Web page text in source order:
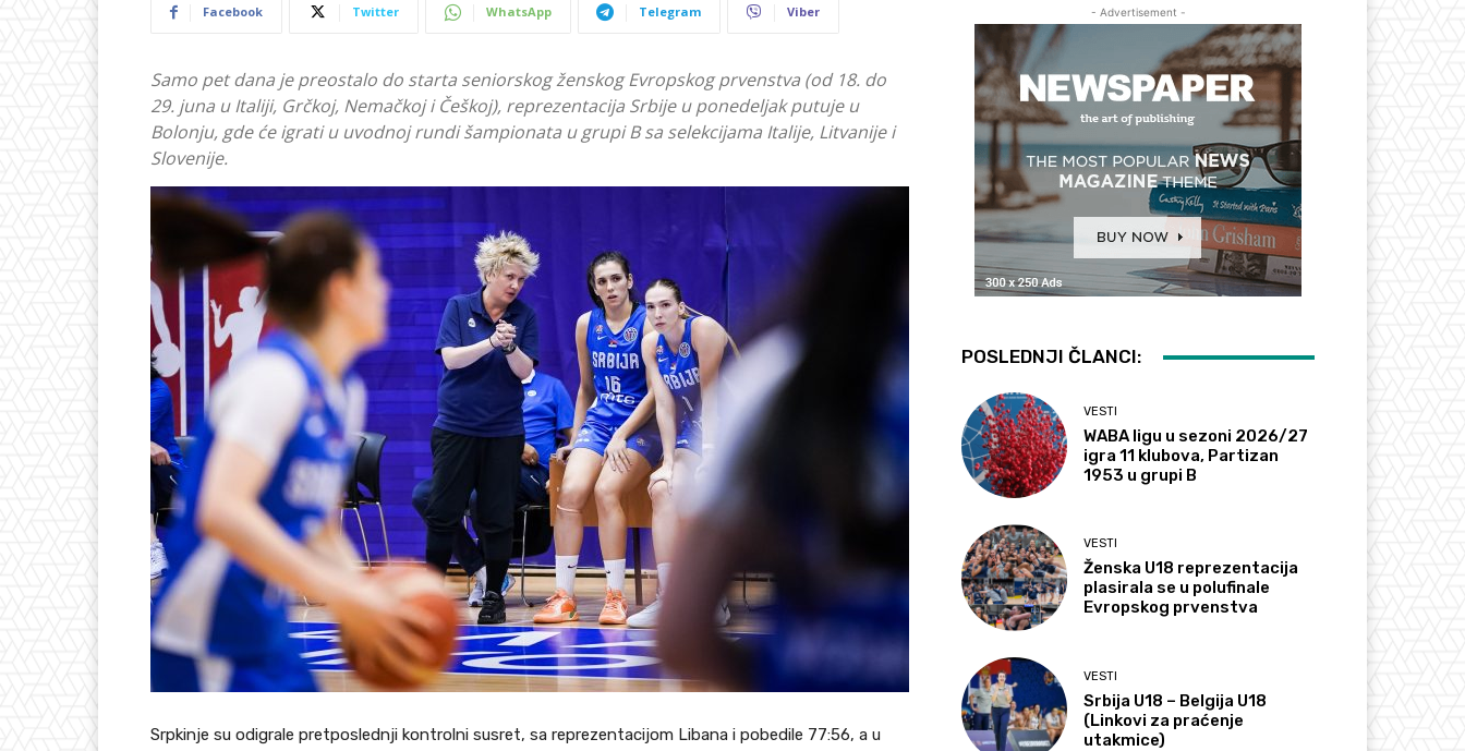
Facebook Twitter WhatsApp Telegram Viber
Samo pet dana je preostalo do starta seniorskog ženskog Evropskog prvenstva (od 18. do
29. juna u Italiji, Grčkoj, Nemačkoj i Češkoj), reprezentacija Srbije u ponedeljak putuje u
Bolonju, gde će igrati u uvodnoj rundi šampionata u grupi B sa selekcijama Italije, Litvanije i
Slovenije.
Srpkinje su odigrale pretposlednji kontrolni susret, sa reprezentacijom Libana i pobedile 77:56, a u
- Advertisement -
POSLEDNJI ČLANCI:
VESTI
WABA ligu u sezoni 2026/27
igra 11 klubova, Partizan
1953 u grupi B
VESTI
Ženska U18 reprezentacija
plasirala se u polufinale
Evropskog prvenstva
VESTI
Srbija U18 – Belgija U18
(Linkovi za praćenje
utakmice)